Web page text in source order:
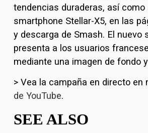
tendencias duraderas, así como
smartphone Stellar-X5, en las
y descarga de Smash. El nuevo
presenta a los usuarios
mediante una imagen de fondo
> Vea la campaña en directo en
de YouTube.
SEE ALSO